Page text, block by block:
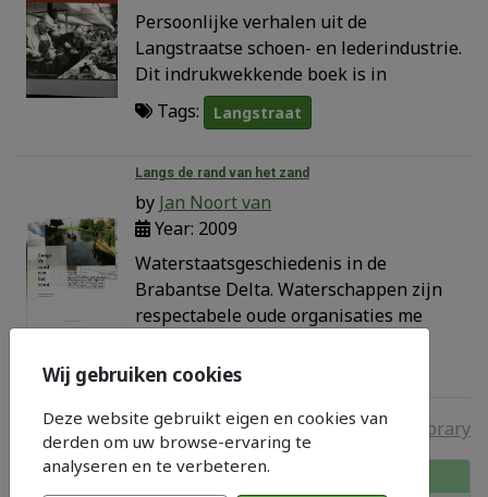
Persoonlijke verhalen uit de
Langstraatse schoen- en lederindustrie.
Dit indrukwekkende boek is in
Tags:
Langstraat
Langs de rand van het zand
by Jan Noort van
Year: 2009
Waterstaatsgeschiedenis in de
Brabantse Delta. Waterschappen zijn
respectabele oude organisaties me
Alexandria Book Library
In onze bibliotheek
Wij gebruiken cookies
Deze website gebruikt eigen en cookies van
derden om uw browse-ervaring te
analyseren en te verbeteren.